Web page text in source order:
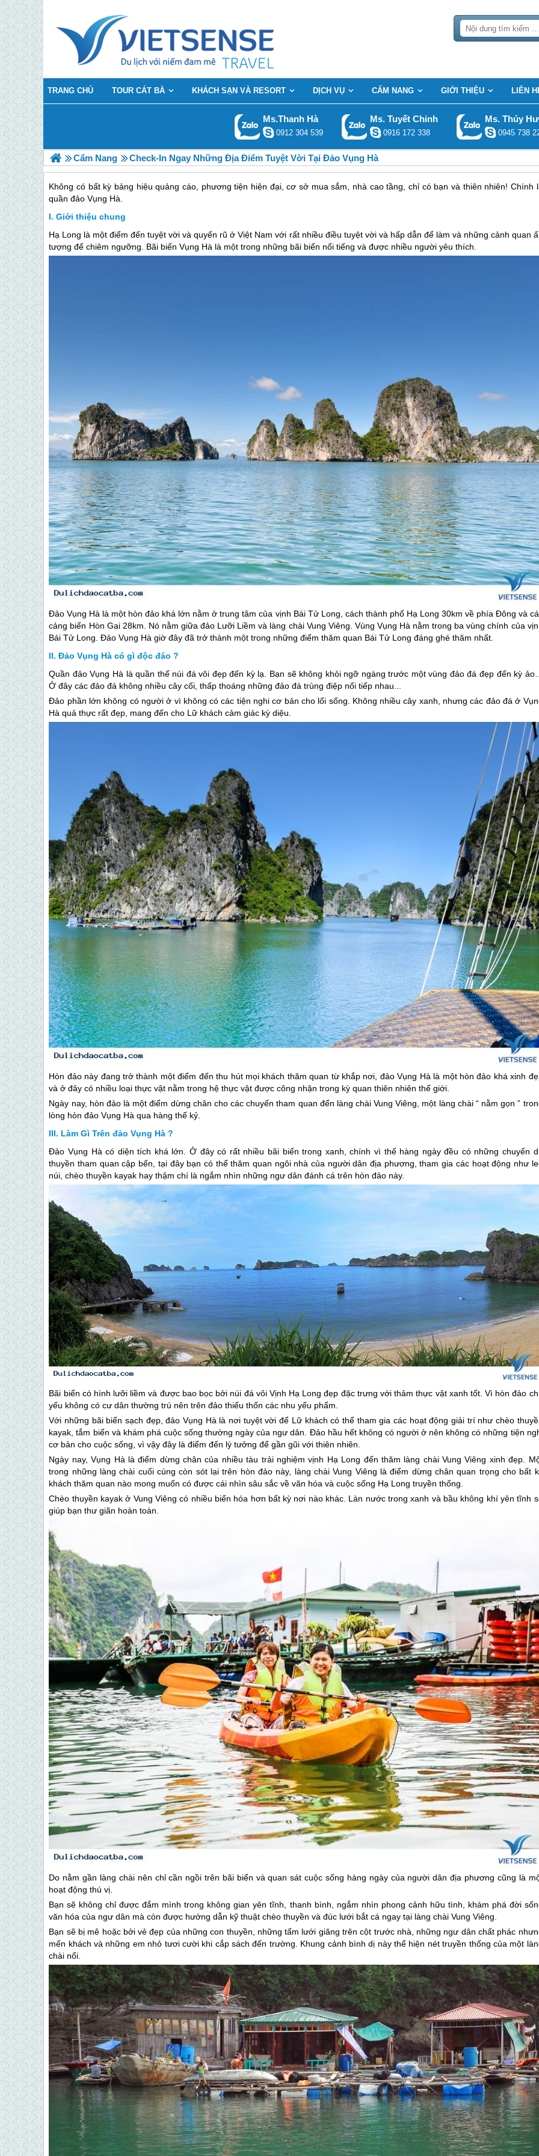
TRANG CHỦ TOUR CÁT BÀ KHÁCH SẠN VÀ RESORT DỊCH VỤ CẨM NANG GIỚI THIỆU LIÊN
Ms.Thanh Hà
0912 304 539
Ms. Tuyết Chinh
0916 172 338
Ms. Thúy
0945 738
Cẩm Nang Check-In Ngay Những Địa Điểm Tuyệt Vời Tại Đảo Vụng Hà
Không có bất kỳ bảng hiệu quảng cáo, phương tiện hiện đại, cơ sở mua sắm, nhà cao tầng, chỉ có bạn và thiên nhiên! Chính
quần đảo Vụng Hà.
Giới thiệu chung
Hạ Long là một điểm đến tuyệt vời và quyến rũ ở Việt Nam với rất nhiều điều tuyệt vời và hấp dẫn để làm và những cảnh quan
tượng để chiêm ngưỡng. Bãi biển Vụng Hà là một trong những bãi biển nổi tiếng và được nhiều người yêu thích.
Đảo Vụng Hà là một hòn đảo khá lớn nằm ở trung tâm của vịnh Bái Tử Long, cách thành phố Hạ Long 30km về phía Đông và
cảng biển Hòn Gai 28km. Nó nằm giữa đảo Lưỡi Liềm và làng chài Vung Viêng. Vùng Vụng Hà nằm trong ba vùng chính của
Bái Tử Long. Đảo Vụng Hà giờ đây đã trở thành một trong những điểm thăm quan Bái Tử Long đáng ghé thăm nhất.
Đảo Vụng Hà có gì độc đáo ?
Quần đảo Vụng Hà là quần thể núi đá vôi đẹp đến kỳ lạ. Bạn sẽ không khỏi ngỡ ngàng trước một vùng đảo đá đẹp đến kỳ
Ở đây các đảo đá không nhiều cây cối, thấp thoáng những đảo đá trùng điệp nối tiếp nhau...
Đảo phần lớn không có người ở vì không có các tiện nghi cơ bản cho lối sống. Không nhiều cây xanh, nhưng các đảo đá ở
Hà quả thực rất đẹp, mang đến cho Lữ khách cảm giác kỳ diệu.
Hòn đảo này đang trở thành một điểm đến thu hút mọi khách thăm quan từ khắp nơi, đảo Vụng Hà là một hòn đảo khá xinh
và ở đây có nhiều loại thực vật nằm trong hệ thực vật được công nhận trong kỳ quan thiên nhiên thế giới.
Ngày nay, hòn đảo là một điểm dừng chân cho các chuyến tham quan đến làng chài Vung Viêng, một làng chài “ nằm gọn ”
lòng hòn đảo Vụng Hà qua hàng thế kỷ.
Làm Gì Trên đảo Vụng Hà ?
Đảo Vụng Hà có diện tích khá lớn. Ở đây có rất nhiều bãi biển trong xanh, chính vì thế hàng ngày đều có những chuyến
thuyền tham quan cập bến, tại đây bạn có thể thăm quan ngôi nhà của người dân địa phương, tham gia các hoạt động như
núi, chèo thuyền kayak hay thậm chí là ngắm nhìn những ngư dân đánh cá trên hòn đảo này.
Bãi biển có hình lưỡi liềm và được bao bọc bởi núi đá vôi Vịnh Hạ Long đẹp đặc trưng với thảm thực vật xanh tốt. Vì hòn đảo
yếu không có cư dân thường trú nên trên đảo thiếu thốn các nhu yếu phẩm.
Với những bãi biển sạch đẹp, đảo Vụng Hà là nơi tuyệt vời để Lữ khách có thể tham gia các hoạt động giải trí như chèo
kayak, tắm biển và khám phá cuộc sống thường ngày của ngư dân. Đảo hầu hết không có người ở nên không có những tiện
cơ bản cho cuộc sống, vì vậy đây là điểm đến lý tưởng để gần gũi với thiên nhiên.
Ngày nay, Vụng Hà là điểm dừng chân của nhiều tàu trải nghiệm vịnh Hạ Long đến thăm làng chài Vung Viêng xinh đẹp.
trong những làng chài cuối cùng còn sót lại trên hòn đảo này, làng chài Vung Viêng là điểm dừng chân quan trọng cho bất
khách thăm quan nào mong muốn có được cái nhìn sâu sắc về văn hóa và cuộc sống Hạ Long truyền thống.
Chèo thuyền kayak ở Vung Viêng có nhiều biến hóa hơn bất kỳ nơi nào khác. Làn nước trong xanh và bầu không khí yên tĩnh
giúp bạn thư giãn hoàn toàn.
Do nằm gần làng chài nên chỉ cần ngồi trên bãi biển và quan sát cuộc sống hàng ngày của người dân địa phương cũng là
hoạt động thú vị.
Bạn sẽ không chỉ được đắm mình trong không gian yên tĩnh, thanh bình, ngắm nhìn phong cảnh hữu tình, khám phá đời
văn hóa của ngư dân mà còn được hướng dẫn kỹ thuật chèo thuyền và đúc lưới bắt cá ngay tại làng chài Vung Viêng.
Bạn sẽ bị mê hoặc bởi vẻ đẹp của những con thuyền, những tấm lưới giăng trên cột trước nhà, những ngư dân chất phác
mến khách và những em nhỏ tươi cười khi cắp sách đến trường. Khung cảnh bình dị này thể hiện nét truyền thống của một
chài nổi.